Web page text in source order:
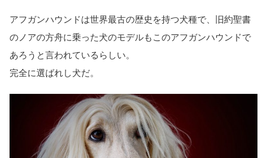
アフガンハウンドは世界最古の歴史を持つ犬種で、旧約聖書
のノアの方舟に乗った犬のモデルもこのアフガンハウンドで
あろうと言われているらしい。
完全に選ばれし犬だ。